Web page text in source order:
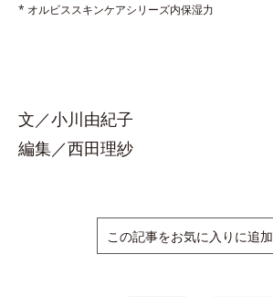
* オルビススキンケアシリーズ内保湿力
文／小川由紀子
編集／西田理紗
この記事をお気に入りに追加